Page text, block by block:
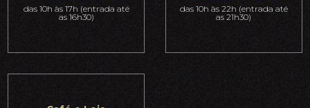
das 10h às 17h (entrada até
as 16h30)
das 10h às 22h (entrada até
as 21h30)